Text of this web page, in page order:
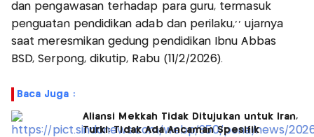
dan pengawasan terhadap para guru, termasuk
penguatan pendidikan adab dan perilaku,’’ ujarnya
saat meresmikan gedung pendidikan Ibnu Abbas
BSD, Serpong, dikutip, Rabu (11/2/2026).
Baca Juga :
Aliansi Mekkah Tidak Ditujukan untuk Iran,
Turki: Tidak Ada Ancaman Spesifik